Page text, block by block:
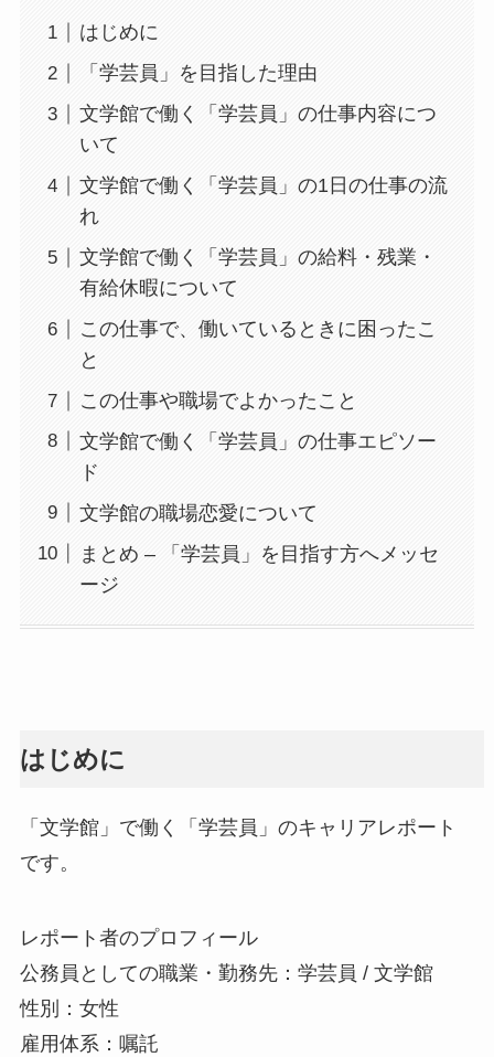
はじめに
「学芸員」を目指した理由
文学館で働く「学芸員」の仕事内容につ
いて
文学館で働く「学芸員」の1日の仕事の流
れ
文学館で働く「学芸員」の給料・残業・
有給休暇について
この仕事で、働いているときに困ったこ
と
この仕事や職場でよかったこと
文学館で働く「学芸員」の仕事エピソー
ド
文学館の職場恋愛について
まとめ – 「学芸員」を目指す方へメッセ
ージ
はじめに
「文学館」で働く「学芸員」のキャリアレポート
です。
レポート者のプロフィール
公務員としての職業・勤務先：学芸員 / 文学館
性別：女性
雇用体系：嘱託